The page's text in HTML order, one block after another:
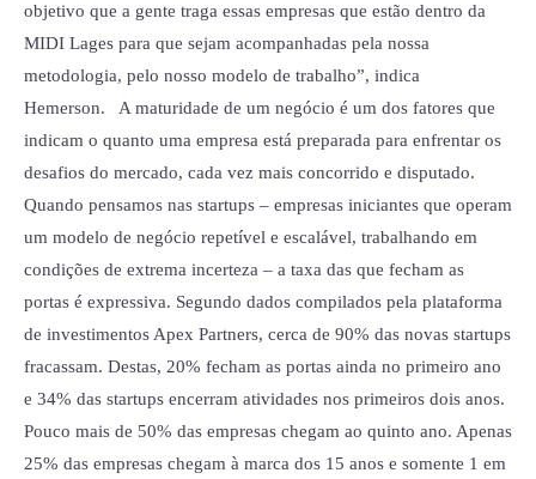
objetivo que a gente traga essas empresas que estão dentro da
MIDI Lages para que sejam acompanhadas pela nossa
metodologia, pelo nosso modelo de trabalho”, indica
Hemerson. A maturidade de um negócio é um dos fatores que
indicam o quanto uma empresa está preparada para enfrentar os
desafios do mercado, cada vez mais concorrido e disputado.
Quando pensamos nas startups – empresas iniciantes que operam
um modelo de negócio repetível e escalável, trabalhando em
condições de extrema incerteza – a taxa das que fecham as
portas é expressiva. Segundo dados compilados pela plataforma
de investimentos Apex Partners, cerca de 90% das novas startups
fracassam. Destas, 20% fecham as portas ainda no primeiro ano
e 34% das startups encerram atividades nos primeiros dois anos.
Pouco mais de 50% das empresas chegam ao quinto ano. Apenas
25% das empresas chegam à marca dos 15 anos e somente 1 em